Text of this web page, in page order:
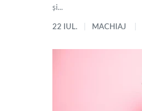
și...
22 IUL. MACHIAJ